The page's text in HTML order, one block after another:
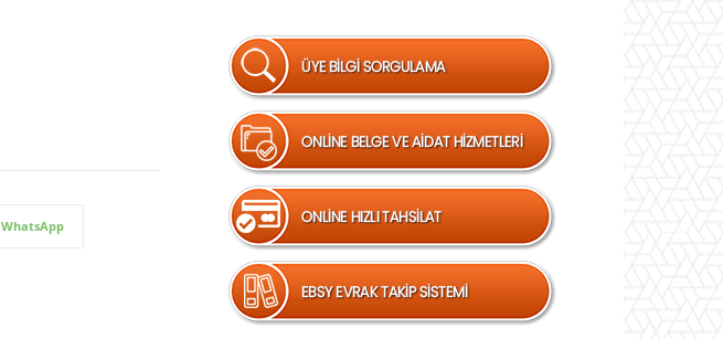
WhatsApp